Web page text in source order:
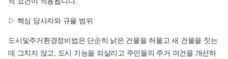
▷ 핵심 당사자와 규율 범위
도시및주거환경정비법은 단순히 낡은 건물을 허물고 새 건물을 짓는
데 그치지 않고, 도시 기능을 되살리고 주민들의 주거 여건을 개선하